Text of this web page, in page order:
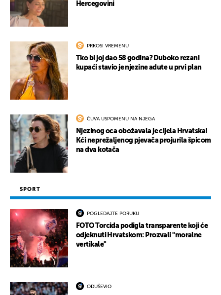
Hercegovini
PRKOSI VREMENU
Tko bi joj dao 58 godina? Duboko rezani
kupaći stavio je njezine adute u prvi plan
ČUVA USPOMENU NA NJEGA
Njezinog oca obožavala je cijela Hrvatska!
Kći neprežaljenog pjevača projurila špicom
na dva kotača
SPORT
POGLEDAJTE PORUKU
FOTO Torcida podigla transparente koji će
odjeknuti Hrvatskom: Prozvali "moralne
vertikale"
ODUŠEVIO